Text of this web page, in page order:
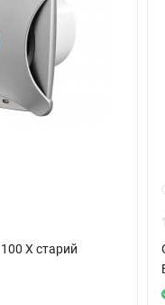
блока управления
„Т“(встроенный
его выключателем).
работу по таймеру
осевого вентилятора
Х старий